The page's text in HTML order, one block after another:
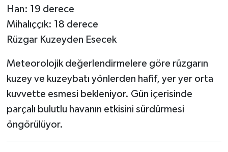
Han: 19 derece
Mihalıççık: 18 derece
Rüzgar Kuzeyden Esecek
Meteorolojik değerlendirmelere göre rüzgarın
kuzey ve kuzeybatı yönlerden hafif, yer yer orta
kuvvette esmesi bekleniyor. Gün içerisinde
parçalı bulutlu havanın etkisini sürdürmesi
öngörülüyor.